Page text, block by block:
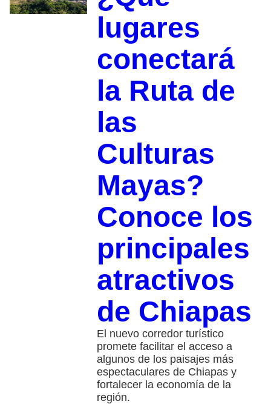
lugares
conectará
la Ruta de
las
Culturas
Mayas?
Conoce los
principales
atractivos
de Chiapas
El nuevo corredor turístico
promete facilitar el acceso a
algunos de los paisajes más
espectaculares de Chiapas y
fortalecer la economía de la
región.